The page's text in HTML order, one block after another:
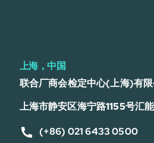
上海，中国
联合厂商会检定中心(上海)有限
上海市静安区海宁路1155号汇
(+86) 021 6433 0500